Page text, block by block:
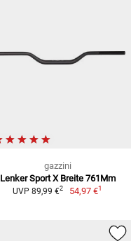
gazzini
Lenker Sport X Breite 761Mm
UVP 89,99 €2 54,97 €1